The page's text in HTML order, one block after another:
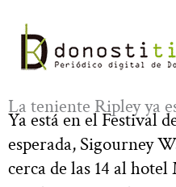
contenido
La teniente Ripley ya
Ya está en el Festival
esperada, Sigourney
cerca de las 14 al